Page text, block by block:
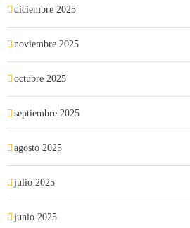
diciembre 2025
noviembre 2025
octubre 2025
septiembre 2025
agosto 2025
julio 2025
junio 2025